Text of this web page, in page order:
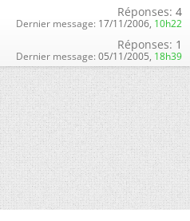
Réponses: 4
Dernier message: 17/11/2006, 10h22
Réponses: 1
Dernier message: 05/11/2005, 18h39